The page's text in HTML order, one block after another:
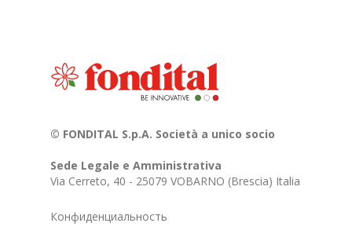
© FONDITAL S.p.A. Società a unico socio
Sede Legale e Amministrativa
Via Cerreto, 40 - 25079 VOBARNO (Brescia) Italia
Конфиденциальность